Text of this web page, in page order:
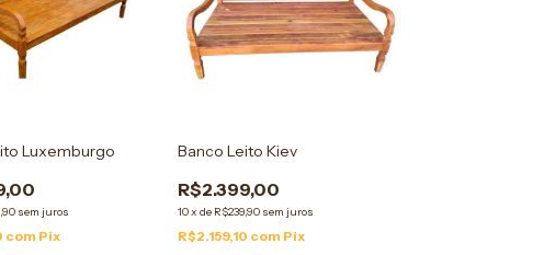
Luxemburgo
sem juros
com Pix
Banco Leito Kiev
R$2.399,00
10x de R$239,90 sem juros
R$2.159,10 com Pix